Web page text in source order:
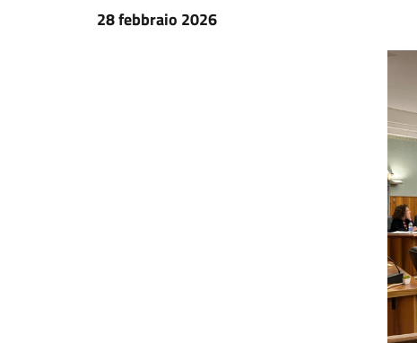
28 febbraio 2026